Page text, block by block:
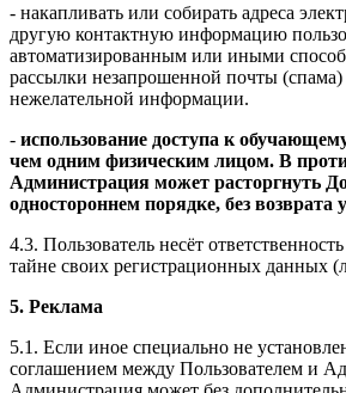
- накапливать или собирать адреса
другую контактную информацию
автоматизированным или иными
рассылки незапрошенной почты
нежелательной информации.
- использование доступа к
чем одним физическим лицом. В
Администрация может расторгнуть
одностороннем порядке, без
4.3. Пользователь несёт
тайне своих регистрационных данных
5. Реклама
5.1. Если иное специально не
соглашением между Пользователем и